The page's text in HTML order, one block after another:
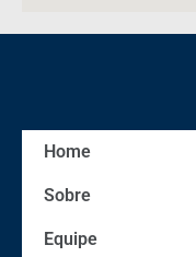
Home
Sobre
Equipe